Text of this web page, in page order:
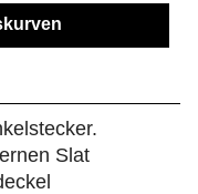
Slat